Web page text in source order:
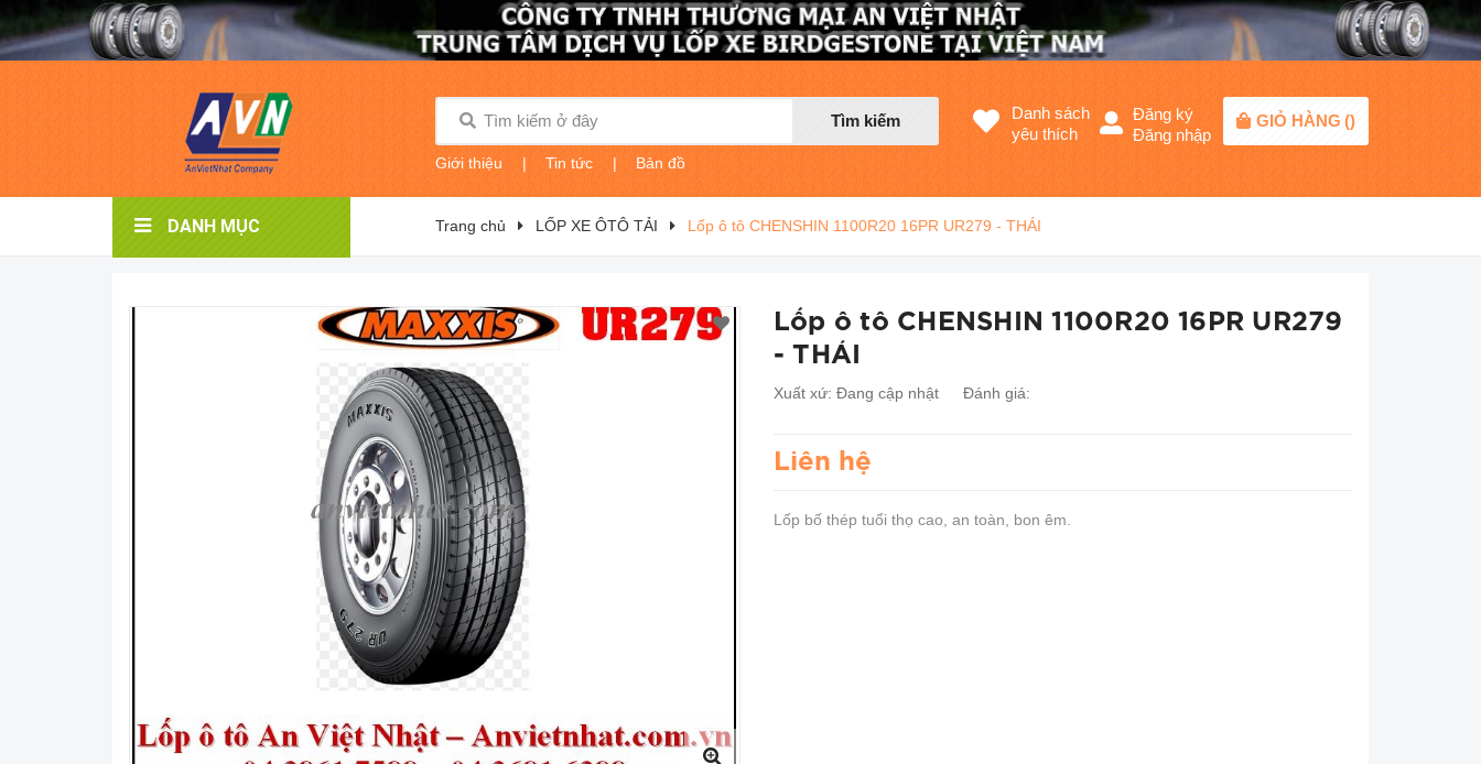
Tìm kiếm
Giới thiệu | Tin tức | Bản đồ
Danh sách
yêu thích
Đăng ký
Đăng nhập
GIỎ HÀNG ()
DANH MỤC Trang chủ LỐP XE ÔTÔ TẢI Lốp ô tô CHENSHIN 1100R20 16PR UR279 - THÁI
Lốp ô tô CHENSHIN 1100R20 16PR UR279
- THÁI
Xuất xứ: Đang cập nhật Đánh giá:
Liên hệ
Lốp bố thép tuổi thọ cao, an toàn, bon êm.